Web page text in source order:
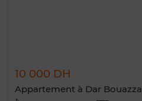
10 000 DH
Appartement à Dar Bouazza